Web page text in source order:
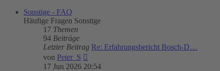
Sonstige - FAQ
Häufige Fragen Sonstige
17 Themen
94 Beiträge
Letzter Beitrag Re: Erfahrungsbericht Bosch-D…
von Peter_S
Beitrag
17 Jun 2026 20:54